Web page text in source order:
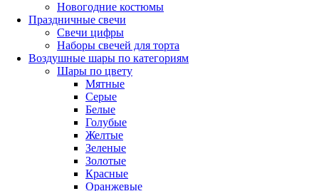
Новогодние костюмы
Праздничные свечи
Свечи цифры
Наборы свечей для торта
Воздушные шары по категориям
Шары по цвету
Мятные
Серые
Белые
Голубые
Желтые
Зеленые
Золотые
Красные
Оранжевые